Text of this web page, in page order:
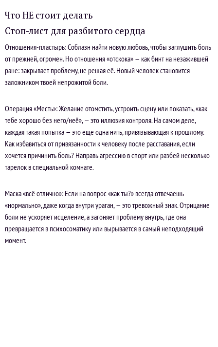
Что НЕ стоит делать
Стоп-лист для разбитого сердца
Отношения-пластырь: Соблазн найти новую любовь, чтобы заглушить боль
от прежней, огромен. Но отношения «отскока» — как бинт на незажившей
ране: закрывает проблему, не решая её. Новый человек становится
заложником твоей непрожитой боли.
Операция «Месть»: Желание отомстить, устроить сцену или показать, «как
тебе хорошо без него/неё», — это иллюзия контроля. На самом деле,
каждая такая попытка — это еще одна нить, привязывающая к прошлому.
Как избавиться от привязанности к человеку после расставания, если
хочется причинить боль? Направь агрессию в спорт или разбей несколько
тарелок в специальной комнате.
Маска «всё отлично»: Если на вопрос «как ты?» всегда отвечаешь
«нормально», даже когда внутри ураган, — это тревожный знак. Отрицание
боли не ускоряет исцеление, а загоняет проблему внутрь, где она
превращается в психосоматику или вырывается в самый неподходящий
момент.